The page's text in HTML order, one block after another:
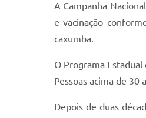
A Campanha
e vacinação
caxumba.
O Programa
Pessoas acima de 30
Depois de duas